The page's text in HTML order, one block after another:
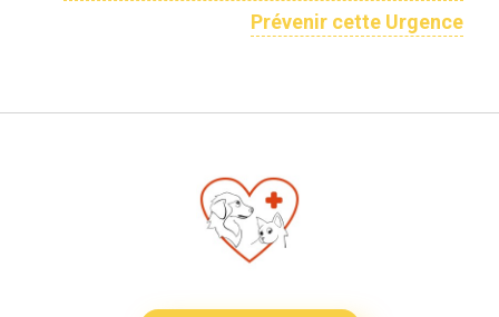
Prévenir cette Urgence